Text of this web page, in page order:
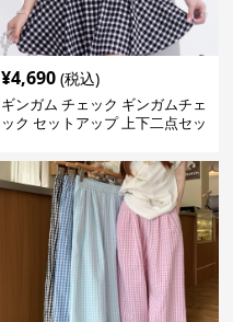
¥4,690 (税込)
ギンガム チェック ギンガムチェ
ック セットアップ 上下二点セッ